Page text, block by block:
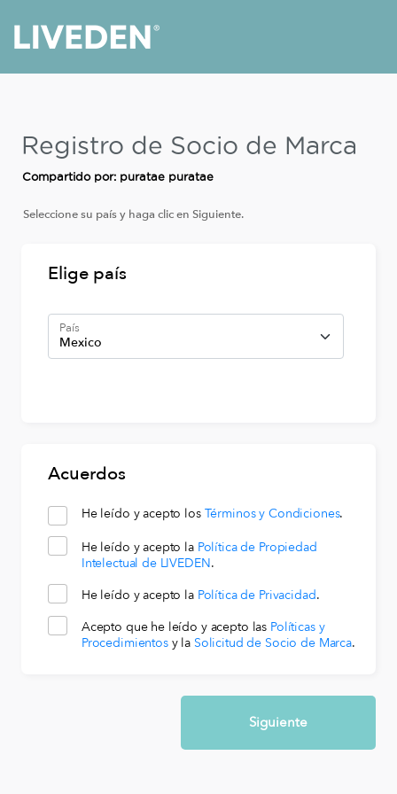
Registro de Socio de Marca
Compartido por: puratae puratae
Seleccione su país y haga clic en Siguiente.
Elige país
País
Acuerdos
He leído y acepto los Términos y Condiciones.
He leído y acepto la Política de Propiedad
Intelectual de LIVEDEN.
He leído y acepto la Política de Privacidad.
Acepto que he leído y acepto las Políticas y
Procedimientosy la Solicitud de Socio de Marca.
Siguiente